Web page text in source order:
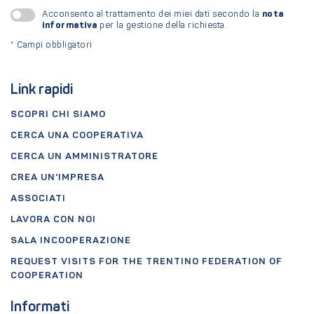
Link rapidi
SCOPRI CHI SIAMO
CERCA UNA COOPERATIVA
CERCA UN AMMINISTRATORE
CREA UN'IMPRESA
ASSOCIATI
LAVORA CON NOI
SALA INCOOPERAZIONE
REQUEST VISITS FOR THE TRENTINO FEDERATION OF
COOPERATION
Informati
Acconsento al trattamento dei miei dati secondo la nota
informativa per la gestione della richiesta.
* Campi obbligatori